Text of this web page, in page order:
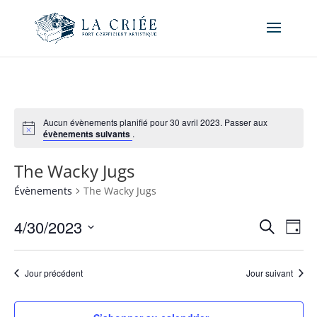
Aucun évènements planifié pour 30 avril 2023. Passer aux
évènements suivants .
The Wacky Jugs
Évènements The Wacky Jugs
et
de
vues
Recherche
de
Jour
4/30/2023
date.Jour précédent Jour suivant